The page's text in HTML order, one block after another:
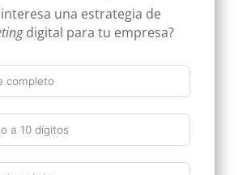
interesa una estrategia de
digital para tu empresa?